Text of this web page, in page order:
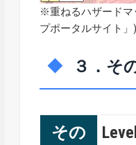
※重ねるハザードマ
プポータルサイト 」)
３．そ
その